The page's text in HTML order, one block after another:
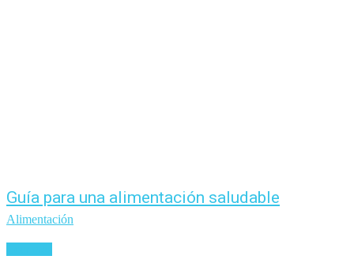
Guía para una alimentación saludable
Alimentación